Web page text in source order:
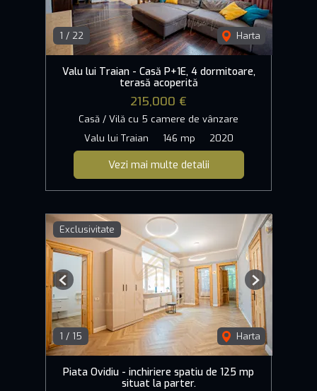
1 / 22 Harta
Valu lui Traian - Casă P+1E, 4 dormitoare,
terasă acoperită
215,000 €
Casă / Vilă cu 5 camere de vânzare
Valu lui Traian
146 mp 2020
Vezi mai multe detalii
Exclusivitate
1 / 15 Harta
Previous Next
Piata Ovidiu - inchiriere spatiu de 125 mp
situat la parter.